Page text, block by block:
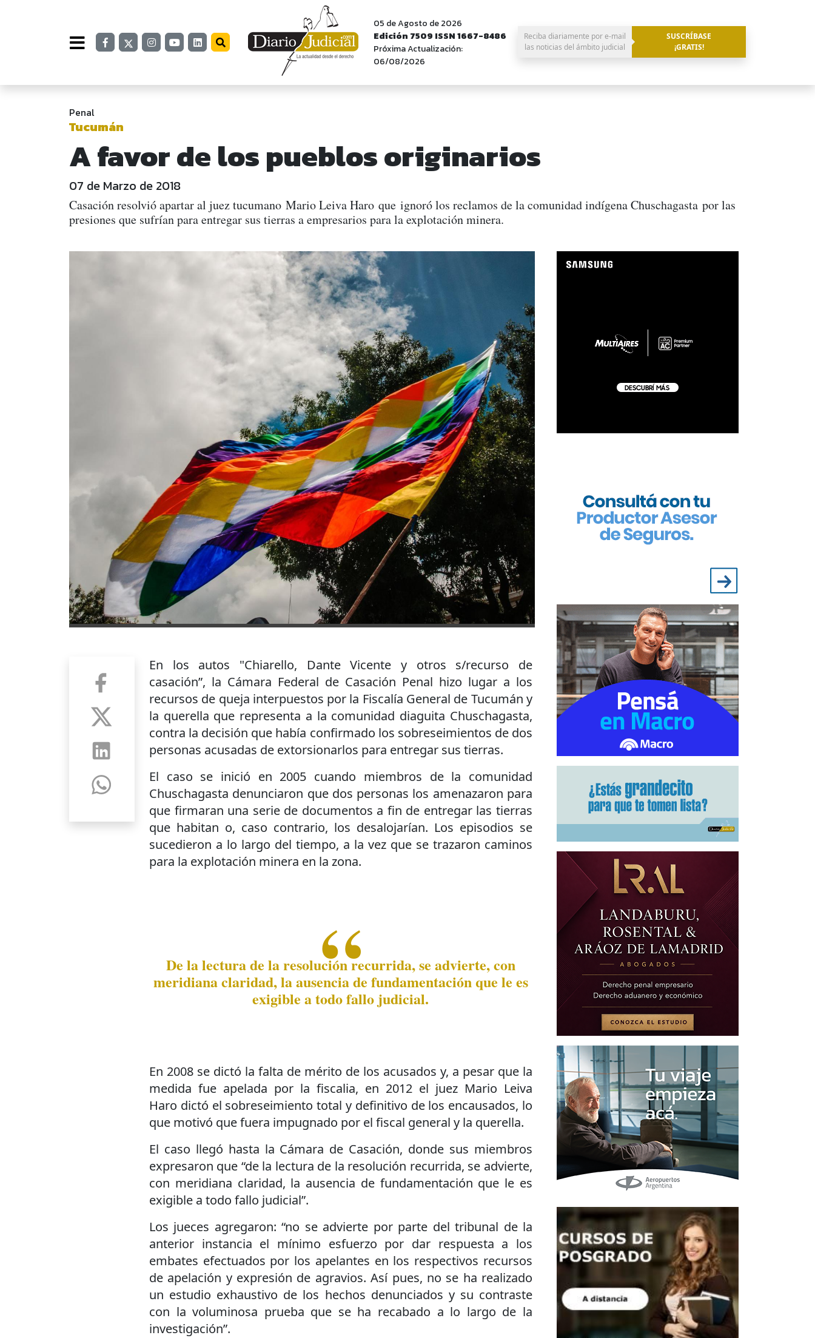
05 de Agosto de 2026
Edición 7509 ISSN 1667-8486
Próxima Actualización:
06/08/2026
Reciba diariamente por e-mail
las noticias del ámbito judicial
SUSCRÍBASE
¡GRATIS!
Penal
Tucumán
A favor de los pueblos originarios
07 de Marzo de 2018
Casación resolvió apartar al juez tucumano Mario Leiva Haro que ignoró los reclamos de la comunidad indígena Chuschagasta por las
presiones que sufrían para entregar sus tierras a empresarios para la explotación minera.
En los autos "Chiarello, Dante Vicente y otros s/recurso de
casación”, la Cámara Federal de Casación Penal hizo lugar a los
recursos de queja interpuestos por la Fiscalía General de Tucumán y
la querella que representa a la comunidad diaguita Chuschagasta,
contra la decisión que había confirmado los sobreseimientos de dos
personas acusadas de extorsionarlos para entregar sus tierras.
El caso se inició en 2005 cuando miembros de la comunidad
Chuschagasta denunciaron que dos personas los amenazaron para
que firmaran una serie de documentos a fin de entregar las tierras
que habitan o, caso contrario, los desalojarían. Los episodios se
sucedieron a lo largo del tiempo, a la vez que se trazaron caminos
para la explotación minera en la zona.
De la lectura de la resolución recurrida, se advierte, con
meridiana claridad, la ausencia de fundamentación que le es
exigible a todo fallo judicial.
En 2008 se dictó la falta de mérito de los acusados y, a pesar que la
medida fue apelada por la fiscalia, en 2012 el juez Mario Leiva
Haro dictó el sobreseimiento total y definitivo de los encausados, lo
que motivó que fuera impugnado por el fiscal general y la querella.
El caso llegó hasta la Cámara de Casación, donde sus miembros
expresaron que “de la lectura de la resolución recurrida, se advierte,
con meridiana claridad, la ausencia de fundamentación que le es
exigible a todo fallo judicial”.
Los jueces agregaron: “no se advierte por parte del tribunal de la
anterior instancia el mínimo esfuerzo por dar respuesta a los
embates efectuados por los apelantes en los respectivos recursos
de apelación y expresión de agravios. Así pues, no se ha realizado
un estudio exhaustivo de los hechos denunciados y su contraste
con la voluminosa prueba que se ha recabado a lo largo de la
investigación”.